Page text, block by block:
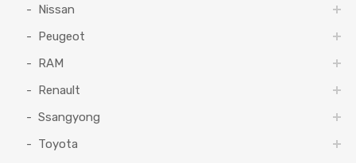
Nissan
Peugeot
RAM
Renault
Ssangyong
Toyota